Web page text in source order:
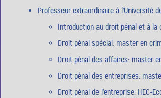
Professeur extraordinaire à l’Université
Introduction au droit pénal et à la
Droit pénal spécial: master en
Droit pénal des affaires: master
Droit pénal des entreprises:
Droit pénal de l’entreprise: HEC-